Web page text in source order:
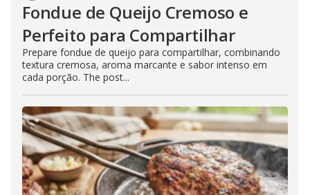
Fondue de Queijo Cremoso e
Perfeito para Compartilhar
Prepare fondue de queijo para compartilhar, combinando
textura cremosa, aroma marcante e sabor intenso em
cada porção. The post...